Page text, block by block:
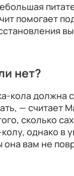
помогает
нет?
кола должна
— считает
сколько
однако в
вам не